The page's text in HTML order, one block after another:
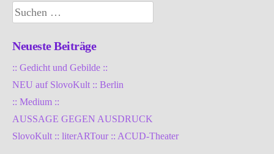
Suchen
nach:
Neueste Beiträge
:: Gedicht und Gebilde ::
NEU auf SlovoKult :: Berlin
:: Medium ::
AUSSAGE GEGEN AUSDRUCK
SlovoKult :: literARTour :: ACUD-Theater